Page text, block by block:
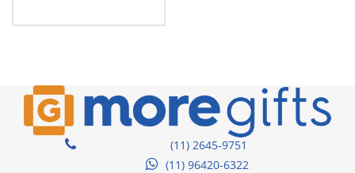
(11) 2645-9751
(11) 96420-6322